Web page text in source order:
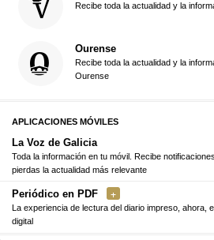
Recibe toda la actualidad y la
Ourense
Recibe toda la actualidad y la
Ourense
APLICACIONES MÓVILES
La Voz de Galicia
Toda la información en tu móvil. Recibe
pierdas la actualidad más relevante
Periódico en PDF
La experiencia de lectura del diario impreso, ahora,
digital